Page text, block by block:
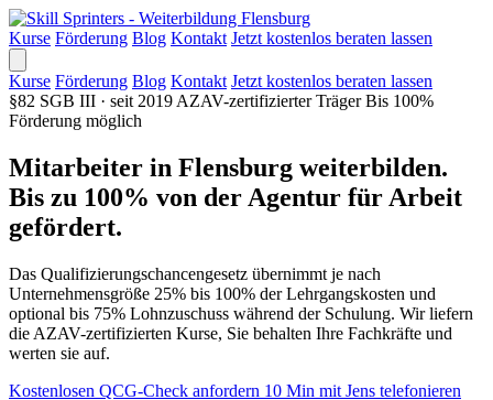
Kurse Förderung Blog Kontakt Jetzt kostenlos beraten lassen
Kurse Förderung Blog Kontakt Jetzt kostenlos beraten lassen
§82 SGB III · seit 2019 AZAV-zertifizierter TrägerBis 100%
Förderung möglich
Mitarbeiter in Flensburg weiterbilden.
Bis zu 100% von der Agentur für Arbeit
gefördert.
Das Qualifizierungschancengesetz übernimmt je nach
Unternehmensgröße 25% bis 100% der Lehrgangskosten und
optional bis 75% Lohnzuschuss während der Schulung. Wir liefern
die AZAV-zertifizierten Kurse, Sie behalten Ihre Fachkräfte und
werten sie auf.
Kostenlosen QCG-Check anfordern 10 Min mit Jens telefonieren